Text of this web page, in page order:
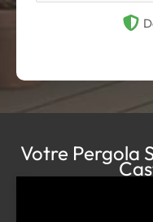
Votre Pergola